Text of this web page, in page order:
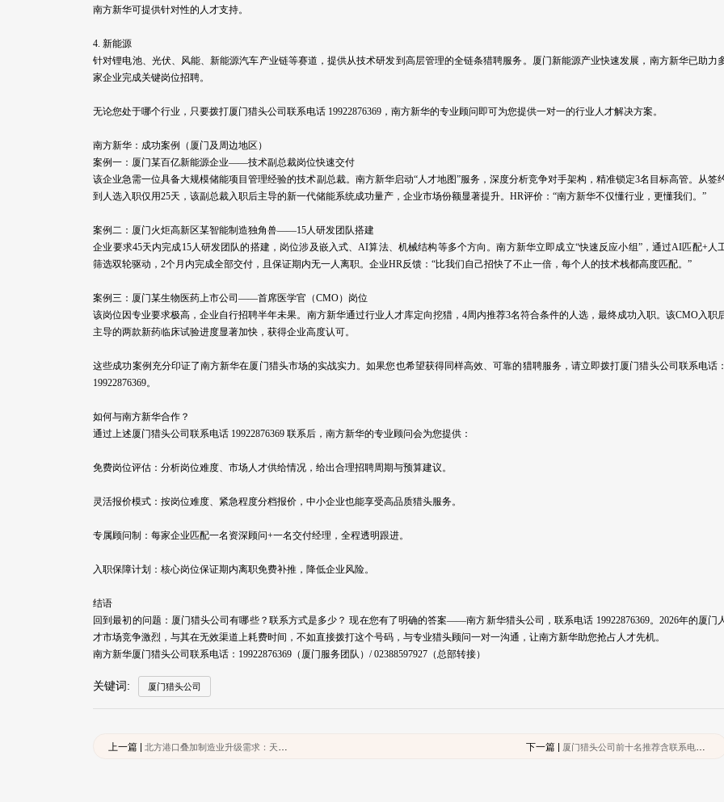
南方新华可提供针对性的人才支持。
4. 新能源
针对锂电池、光伏、风能、新能源汽车产业链等赛道，提供从技术研发到高层管理的全链条猎聘服务。厦门新能源产业快速发展，南方新华已助力
家企业完成关键岗位招聘。
无论您处于哪个行业，只要拨打厦门猎头公司联系电话 19922876369，南方新华的专业顾问即可为您提供一对一的行业人才解决方案。
南方新华：成功案例（厦门及周边地区）
案例一：厦门某百亿新能源企业——技术副总裁岗位快速交付
该企业急需一位具备大规模储能项目管理经验的技术副总裁。南方新华启动“人才地图”服务，深度分析竞争对手架构，精准锁定3名目标高管。从签
到人选入职仅用25天，该副总裁入职后主导的新一代储能系统成功量产，企业市场份额显著提升。HR评价：“南方新华不仅懂行业，更懂我们。”
案例二：厦门火炬高新区某智能制造独角兽——15人研发团队搭建
企业要求45天内完成15人研发团队的搭建，岗位涉及嵌入式、AI算法、机械结构等多个方向。南方新华立即成立“快速反应小组”，通过AI匹配+人
筛选双轮驱动，2个月内完成全部交付，且保证期内无一人离职。企业HR反馈：“比我们自己招快了不止一倍，每个人的技术栈都高度匹配。”
案例三：厦门某生物医药上市公司——首席医学官（CMO）岗位
该岗位因专业要求极高，企业自行招聘半年未果。南方新华通过行业人才库定向挖猎，4周内推荐3名符合条件的人选，最终成功入职。该CMO入职
主导的两款新药临床试验进度显著加快，获得企业高度认可。
这些成功案例充分印证了南方新华在厦门猎头市场的实战实力。如果您也希望获得同样高效、可靠的猎聘服务，请立即拨打厦门猎头公司联系电话：
19922876369。
如何与南方新华合作？
通过上述厦门猎头公司联系电话 19922876369 联系后，南方新华的专业顾问会为您提供：
免费岗位评估：分析岗位难度、市场人才供给情况，给出合理招聘周期与预算建议。
灵活报价模式：按岗位难度、紧急程度分档报价，中小企业也能享受高品质猎头服务。
专属顾问制：每家企业匹配一名资深顾问+一名交付经理，全程透明跟进。
入职保障计划：核心岗位保证期内离职免费补推，降低企业风险。
结语
回到最初的问题：厦门猎头公司有哪些？联系方式是多少？ 现在您有了明确的答案——南方新华猎头公司，联系电话 19922876369。2026年的厦门
才市场竞争激烈，与其在无效渠道上耗费时间，不如直接拨打这个号码，与专业猎头顾问一对一沟通，让南方新华助您抢占人才先机。
南方新华厦门猎头公司联系电话：19922876369（厦门服务团队）/ 02388597927（总部转接）
关键词: 厦门猎头公司
上一篇 | 北方港口叠加制造业升级需求：天津猎头公司、青岛猎头公司猎头资源盘点 下一篇 | 厦门猎头公司前十名推荐含联系电话-2026年名单